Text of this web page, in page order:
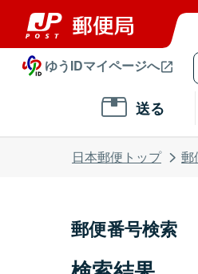
ゆうIDマイページへ
送る
日本郵便トップ 郵
郵便番号検索